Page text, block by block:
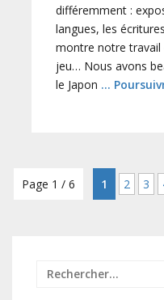
différemment :
langues, les
montre notre travail
jeu… Nous avons
le Japon …
Page 1 / 6 1 2 3